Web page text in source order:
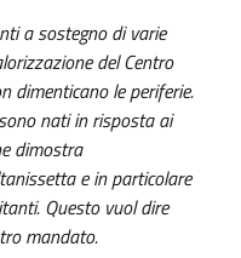
a sostegno di varie
del Centro
dimenticano le periferie.
nati in risposta ai
dimostra
e in particolare
Questo vuol dire
mandato.